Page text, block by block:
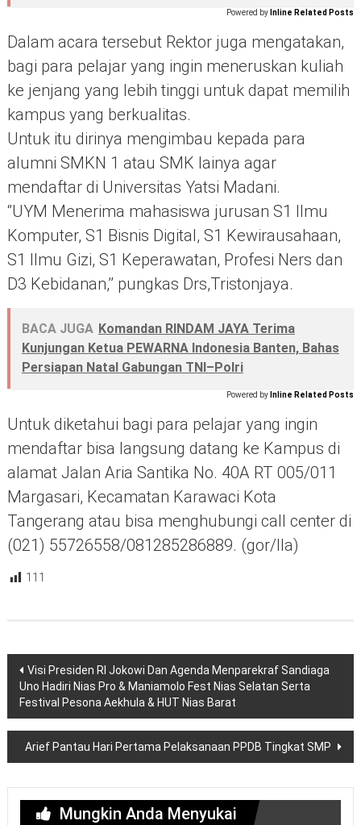
Powered by Inline Related Posts
Dalam acara tersebut Rektor juga mengatakan,
bagi para pelajar yang ingin meneruskan kuliah
ke jenjang yang lebih tinggi untuk dapat memilih
kampus yang berkualitas.
Untuk itu dirinya mengimbau kepada para
alumni SMKN 1 atau SMK lainya agar
mendaftar di Universitas Yatsi Madani.
‘’UYM Menerima mahasiswa jurusan S1 Ilmu
Komputer, S1 Bisnis Digital, S1 Kewirausahaan,
S1 Ilmu Gizi, S1 Keperawatan, Profesi Ners dan
D3 Kebidanan,’’ pungkas Drs,Tristonjaya.
BACA JUGA Komandan RINDAM JAYA Terima
Kunjungan Ketua PEWARNA Indonesia Banten, Bahas
Persiapan Natal Gabungan TNI–Polri
Powered by Inline Related Posts
Untuk diketahui bagi para pelajar yang ingin
mendaftar bisa langsung datang ke Kampus di
alamat Jalan Aria Santika No. 40A RT 005/011
Margasari, Kecamatan Karawaci Kota
Tangerang atau bisa menghubungi call center di
(021) 55726558/081285286889. (gor/lla)
111
Navigasi
pos
Visi Presiden RI Jokowi Dan Agenda Menparekraf Sandiaga
Uno Hadiri Nias Pro & Maniamolo Fest Nias Selatan Serta
Festival Pesona Aekhula & HUT Nias Barat
Arief Pantau Hari Pertama Pelaksanaan PPDB Tingkat SMP
Mungkin Anda Menyukai